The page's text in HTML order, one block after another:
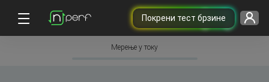
Покрени тест брзине
Мерење у току